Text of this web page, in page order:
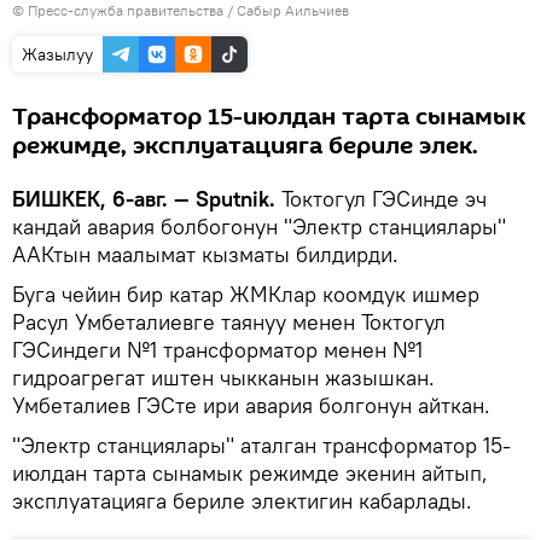
© Пресс-служба правительства / Сабыр Аильчиев
Жазылуу
Трансформатор 15-июлдан тарта сынамык
режимде, эксплуатацияга бериле элек.
БИШКЕК, 6-авг. — Sputnik. Токтогул ГЭСинде эч
кандай авария болбогонун "Электр станциялары"
ААКтын маалымат кызматы билдирди.
Буга чейин бир катар ЖМКлар коомдук ишмер
Расул Умбеталиевге таянуу менен Токтогул
ГЭСиндеги №1 трансформатор менен №1
гидроагрегат иштен чыкканын жазышкан.
Умбеталиев ГЭСте ири авария болгонун айткан.
"Электр станциялары" аталган трансформатор 15-
июлдан тарта сынамык режимде экенин айтып,
эксплуатацияга бериле электигин кабарлады.